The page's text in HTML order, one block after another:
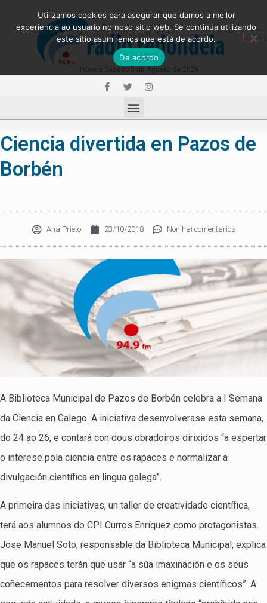
Ciencia divertida en Pazos de
Borbén
Ana Prieto 23/10/2018 Non hai comentarios
A Biblioteca Municipal de Pazos de Borbén celebra a I Semana
da Ciencia en Galego. A iniciativa desenvolverase esta semana,
do 24 ao 26, e contará con dous obradoiros dirixidos “a espertar
o interese pola ciencia entre os rapaces e normalizar a
divulgación científica en lingua galega”.
A primeira das iniciativas, un taller de creatividade científica,
terá aos alumnos do CPI Curros Enríquez como protagonistas.
Jose Manuel Soto, responsable da Biblioteca Municipal, explica
que os rapaces terán que usar “a súa imaxinación e os seus
coñecementos para resolver diversos enigmas científicos”. A
Utilizamos cookies para asegurar que damos a mellor
experiencia ao usuario no noso sitio web. Se continúa utilizando
este sitio asumiremos que está de acordo.
De acordo